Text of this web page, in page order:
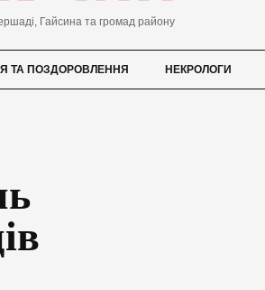
Гайсина та громад району
ТА ПОЗДОРОВЛЕННЯ НЕКРОЛОГИ